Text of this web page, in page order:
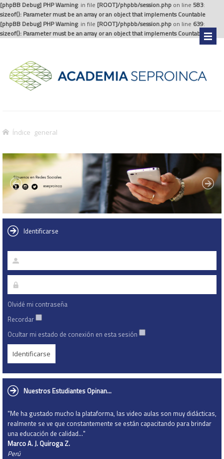
[phpBB Debug] PHP Warning: in file [ROOT]/phpbb/session.php on line 583:
sizeof(): Parameter must be an array or an object that implements Countable
[phpBB Debug] PHP Warning: in file [ROOT]/phpbb/session.php on line 639:
sizeof(): Parameter must be an array or an object that implements Countable
Índice general
Identificarse
Olvidé mi contraseña
Recordar
Ocultar mi estado de conexión en esta sesión
Nuestros Estudiantes Opinan...
"Me ha gustado mucho la plataforma, las video aulas son muy didácticas,
realmente se ve que constantemente se están capacitando para brindar
una educación de calidad…"
Marco A. J. Quiroga Z.
Perú